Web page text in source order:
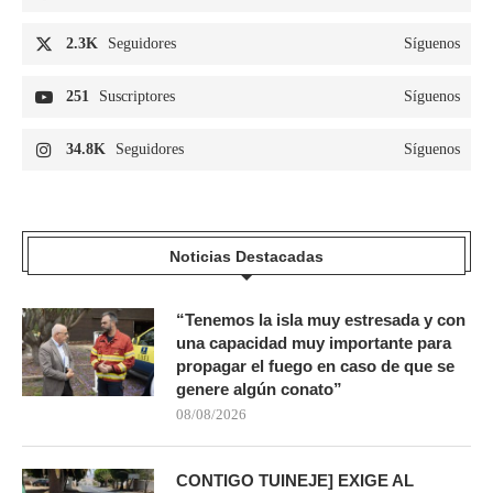
2.3K Seguidores Síguenos
251 Suscriptores Síguenos
34.8K Seguidores Síguenos
Noticias Destacadas
“Tenemos la isla muy estresada y con
una capacidad muy importante para
propagar el fuego en caso de que se
genere algún conato”
08/08/2026
CONTIGO TUINEJE] EXIGE AL